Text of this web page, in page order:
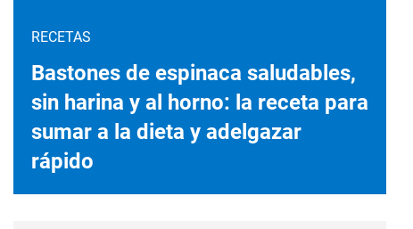
RECETAS
Bastones de espinaca saludables,
sin harina y al horno: la receta para
sumar a la dieta y adelgazar
rápido